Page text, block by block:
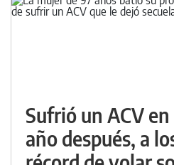
Sufrió un ACV
año después, a